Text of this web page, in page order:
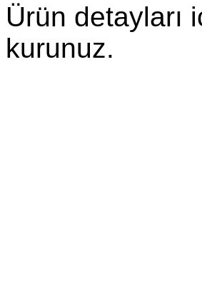
Ürün detayları
kurunuz.